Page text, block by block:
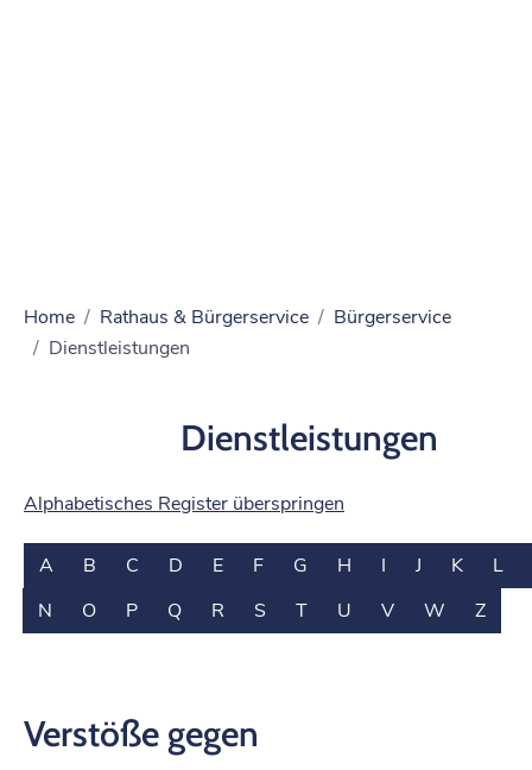
Home Rathaus & Bürgerservice
Bürgerservice
Dienstleistungen
Dienstleistungen
Alphabetisches Register überspringen
A B C D E F G H I J K
L
N
O P Q R S T U V W Z
Verstöße gegen